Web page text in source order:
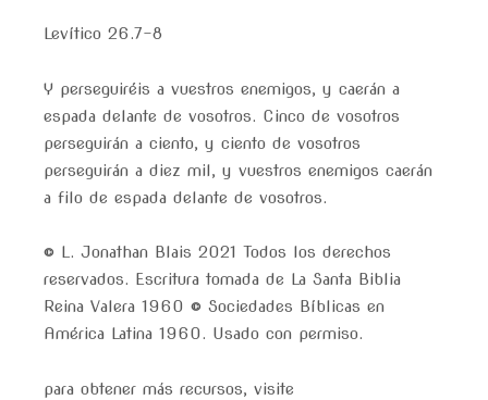
Levítico 26.7-8
Y perseguiréis a vuestros enemigos, y caerán a
espada delante de vosotros. Cinco de vosotros
perseguirán a ciento, y ciento de vosotros
perseguirán a diez mil, y vuestros enemigos caerán
a filo de espada delante de vosotros.
© L. Jonathan Blais 2021 Todos los derechos
reservados. Escritura tomada de La Santa Biblia
Reina Valera 1960 © Sociedades Bíblicas en
América Latina 1960. Usado con permiso.
para obtener más recursos, visite